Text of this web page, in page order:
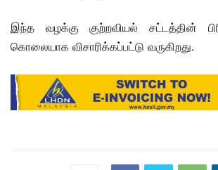
இந்த வழக்கு குற்றவியல் சட்டத்தின்
கொலையாக விசாரிக்கப்பட்டு வருகிறது.